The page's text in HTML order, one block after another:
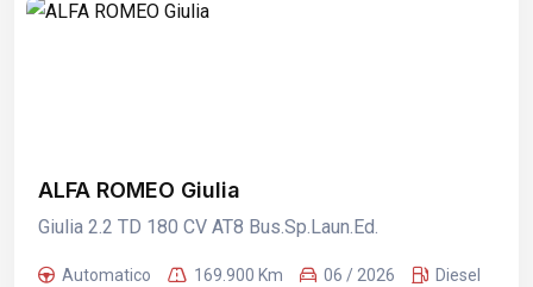
ALFA ROMEO Giulia
Giulia 2.2 TD 180 CV AT8 Bus.Sp.Laun.Ed.
Automatico 169.900 Km 06 / 2026 Diesel